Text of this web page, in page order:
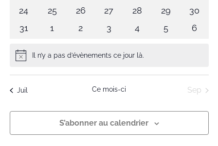
évènementsévènementsévènementsévènements
0
24
0
25
0
26
0
27
0
28
0
évènements
29
0
30
0
31
0
1
0
2
0
3
0
4
0
5
0
6
NoticeIl n’y a pas d’évènements ce jour là.
Juil Ce mois-ci Sep
S’abonner au calendrier